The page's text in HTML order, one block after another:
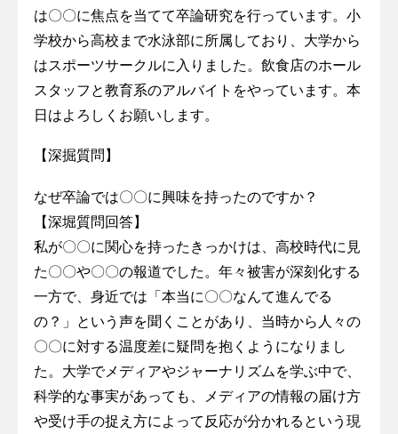
は〇〇に焦点を当てて卒論研究を行っています。小
学校から高校まで水泳部に所属しており、大学から
はスポーツサークルに入りました。飲食店のホール
スタッフと教育系のアルバイトをやっています。本
日はよろしくお願いします。
【深掘質問】
なぜ卒論では〇〇に興味を持ったのですか？
【深堀質問回答】
私が〇〇に関心を持ったきっかけは、高校時代に見
た〇〇や〇〇の報道でした。年々被害が深刻化する
一方で、身近では「本当に〇〇なんて進んでる
の？」という声を聞くことがあり、当時から人々の
〇〇に対する温度差に疑問を抱くようになりまし
た。大学でメディアやジャーナリズムを学ぶ中で、
科学的な事実があっても、メディアの情報の届け方
や受け手の捉え方によって反応が分かれるという現